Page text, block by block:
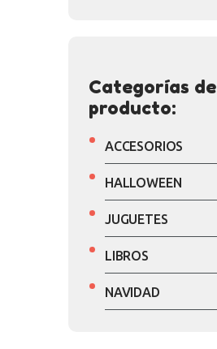
Categorías de
producto:
ACCESORIOS
HALLOWEEN
JUGUETES
LIBROS
NAVIDAD